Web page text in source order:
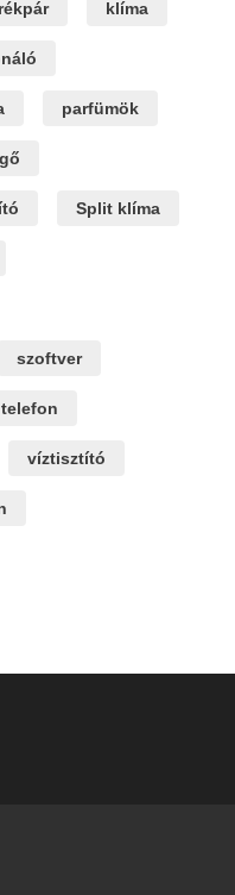
klíma
parfümök
Split klíma
szoftver
telefon
víztisztító